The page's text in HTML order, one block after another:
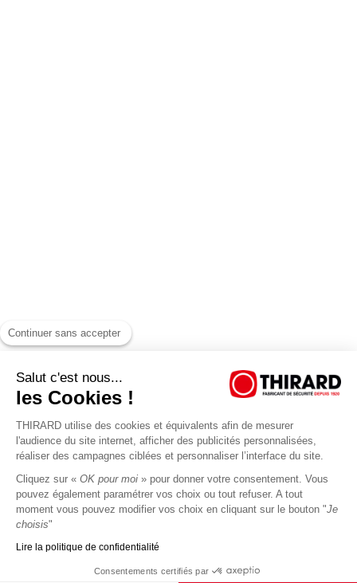
Continuer sans accepter
Salut c'est nous...
les Cookies !
THIRARD utilise des cookies et équivalents afin de mesurer
l'audience du site internet, afficher des publicités personnalisées,
réaliser des campagnes ciblées et personnaliser l’interface du site.
Cliquez sur « OK pour moi » pour donner votre consentement. Vous
pouvez également paramétrer vos choix ou tout refuser. A tout
moment vous pouvez modifier vos choix en cliquant sur le bouton "Je
choisis"
Lire la politique de confidentialité
Consentements certifiés par